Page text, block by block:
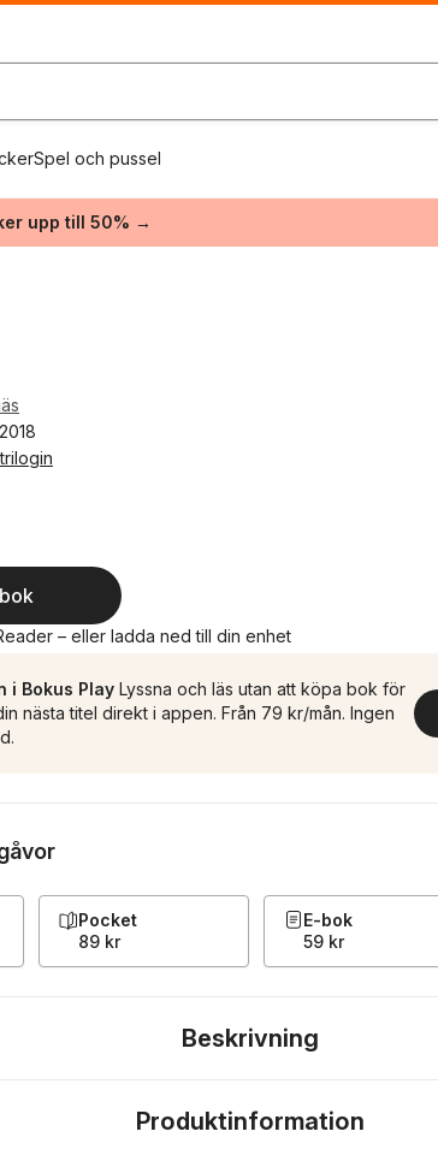
Spel och pussel
upp till 50% →
2018
röster:
– eller ladda ned till din enhet
i Bokus Play Lyssna och läs utan att köpa bok för
nästa titel direkt i appen. Från 79 kr/mån. Ingen
Pocket
89 kr
E-bok
59 kr
Beskrivning
Produktinformation